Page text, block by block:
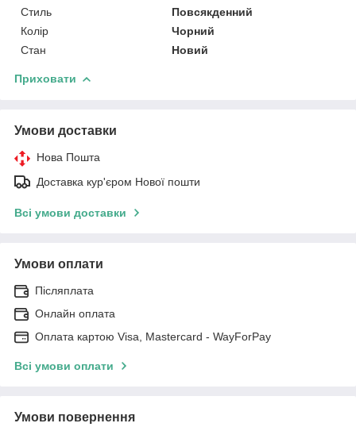
Стиль
Повсякденний
Колір
Чорний
Стан
Новий
Приховати
Умови доставки
Нова Пошта
Доставка кур'єром Нової пошти
Всі умови доставки
Умови оплати
Післяплата
Онлайн оплата
Оплата картою Visa, Mastercard - WayForPay
Всі умови оплати
Умови повернення